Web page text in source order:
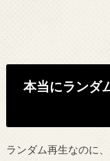
本当にランダ
ランダム再生なのに